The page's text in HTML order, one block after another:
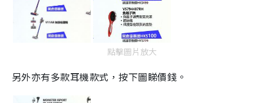
點擊圖片放大
另外亦有多款耳機款式，按下圖睇價錢。